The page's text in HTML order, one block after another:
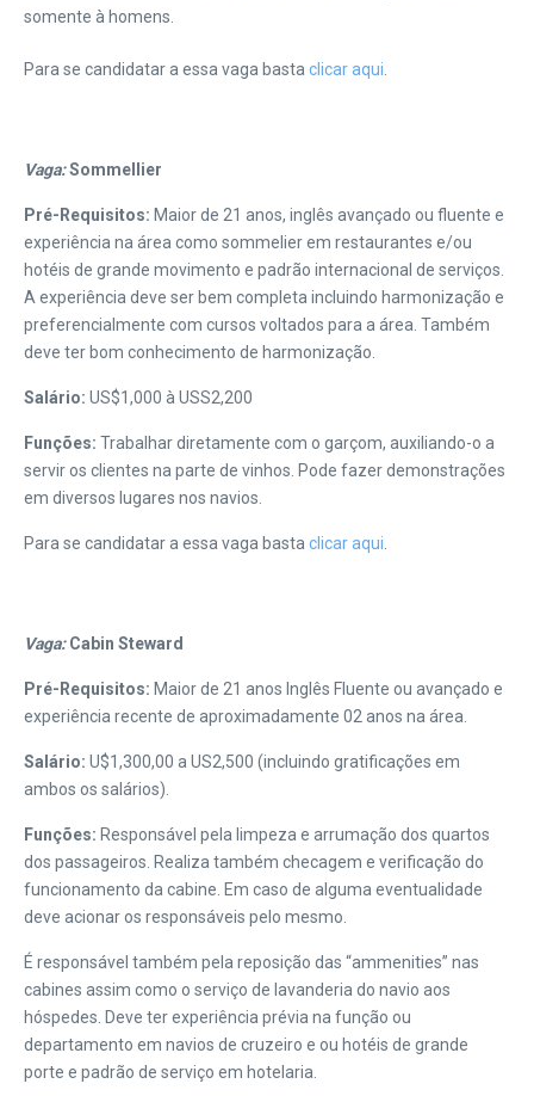
somente à homens.
Para se candidatar a essa vaga basta clicar aqui
Vaga:Sommellier
Pré-Requisitos: Maior de 21 anos, inglês avançado ou fluente e
experiência na área como sommelier em restaurantes e/ou
hotéis de grande movimento e padrão internacional de serviços.
A experiência deve ser bem completa incluindo harmonização e
preferencialmente com cursos voltados para a área. Também
deve ter bom conhecimento de harmonização.
Salário: US$1,000 à USS2,200
Funções: Trabalhar diretamente com o garçom, auxiliando-o a
servir os clientes na parte de vinhos. Pode fazer demonstrações
em diversos lugares nos navios.
Para se candidatar a essa vaga basta clicar aqui
Vaga:Cabin Steward
Pré-Requisitos: Maior de 21 anos Inglês Fluente ou avançado e
experiência recente de aproximadamente 02 anos na área.
Salário: U$1,300,00 a US2,500 (incluindo gratificações em
ambos os salários).
Funções: Responsável pela limpeza e arrumação dos quartos
dos passageiros. Realiza também checagem e verificação do
funcionamento da cabine. Em caso de alguma eventualidade
deve acionar os responsáveis pelo mesmo.
É responsável também pela reposição das “ammenities” nas
cabines assim como o serviço de lavanderia do navio aos
hóspedes. Deve ter experiência prévia na função ou
departamento em navios de cruzeiro e ou hotéis de grande
porte e padrão de serviço em hotelaria.